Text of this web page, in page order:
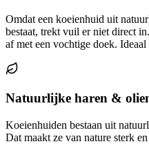
Omdat een koeienhuid uit
bestaat, trekt vuil er niet direct
af met een vochtige doek.
Natuurlijke haren &
Koeienhuiden bestaan uit
Dat maakt ze van nature sterk